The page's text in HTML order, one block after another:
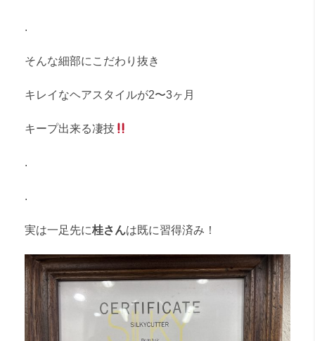
.
そんな細部にこだわり抜き
キレイなヘアスタイルが2〜3ヶ月
キープ出来る凄技
.
.
実は一足先に桂さんは既に習得済み！